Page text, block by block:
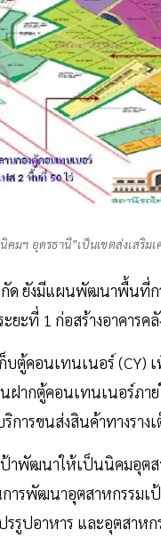
มฯ อุดรธานี”เป็นเขตส่งเสริมเ
ด ยังมีแผนพัฒนาพื้นที่ก
ะที่ 1 ก่อสร้างอาคารคลั
ตู้คอนเทนเนอร์ (CY)
ฝากตู้คอนเทนเนอร์ภา
การขนส่งสินค้าทางราง
าพัฒนาให้เป็นนิคมอุต
รพัฒนาอุตสาหกรรมเ
รูปอาหาร และอุตสาหก